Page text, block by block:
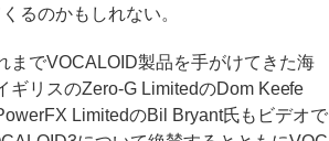
るのかもしれない。
でVOCALOID製品を手がけてきた海
ギリスのZero-G LimitedのDom Keefe
LimitedのBil Bryant氏もビデオで